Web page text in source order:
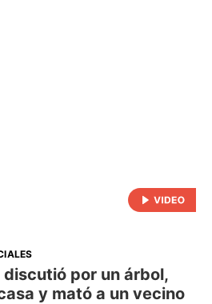
por un árbol,
y mató a un vecino